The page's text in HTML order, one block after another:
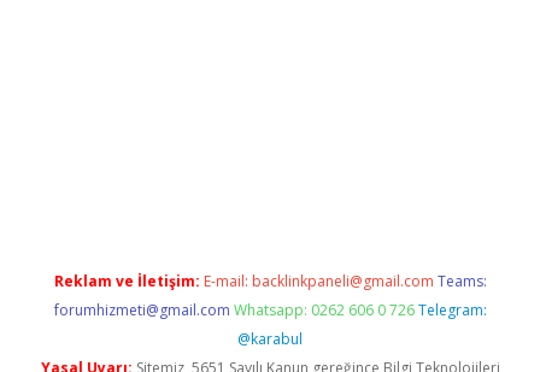
Reklam ve İletişim: E-mail: backlinkpaneli@gmail.com Teams:
forumhizmeti@gmail.com Whatsapp: 0262 606 0 726 Telegram:
@karabul
Yasal Uyarı: Sitemiz, 5651 Sayılı Kanun gereğince Bilgi Teknolojileri